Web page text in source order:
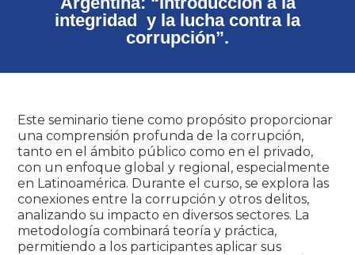
integridad y la lucha contra la
corrupción”.
Este seminario tiene como propósito proporcionar
una comprensión profunda de la corrupción,
tanto en el ámbito público como en el privado,
con un enfoque global y regional, especialmente
en Latinoamérica. Durante el curso, se explora las
conexiones entre la corrupción y otros delitos,
analizando su impacto en diversos sectores. La
metodología combinará teoría y práctica,
permitiendo a los participantes aplicar sus